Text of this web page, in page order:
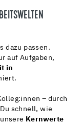
dazu passen.
auf Aufgaben,
in
– durch
schnell, wie
Kernwerte